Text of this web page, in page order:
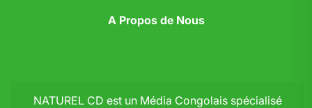
A Propos de Nous
NATUREL CD est un Média Congolais spécialisé